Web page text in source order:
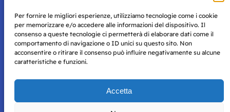
Per fornire le migliori esperienze, utilizziamo tecnologie come i cookie
per memorizzare e/o accedere alle informazioni del dispositivo. Il
consenso a queste tecnologie ci permetterà di elaborare dati come il
comportamento di navigazione o ID unici su questo sito. Non
acconsentire o ritirare il consenso può influire negativamente su alcune
caratteristiche e funzioni.
Accetta
Storie di Napoli è una testata registrata presso il tribunale di